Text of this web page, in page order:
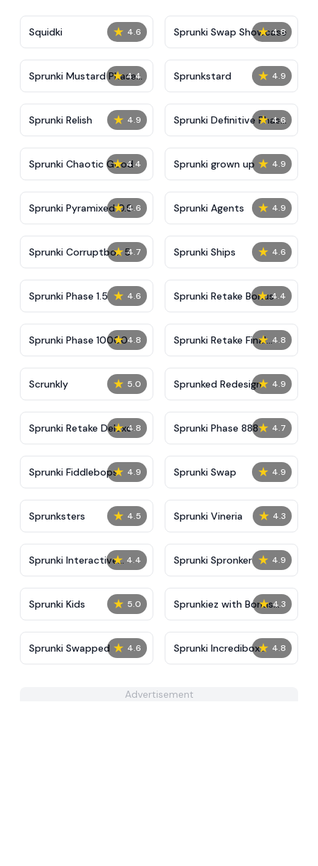
★ 4.6
Squidki ★ 4.8
Sprunki Swap Showcase
★ 4.4
Sprunki Mustard Phase
2
★ 4.9
Sprunkstard
★ 4.9
Sprunki Relish ★ 4.6
Sprunki Definitive Phase
7
★ 4.4
Sprunki Chaotic Good ★ 4.9
Sprunki grown up
★ 4.6
Sprunki Pyramixed 0.9 ★ 4.9
Sprunki Agents
★ 4.7
Sprunki Corruptbox 5 ★ 4.6
Sprunki Ships
★ 4.6
Sprunki Phase 1.5 ★ 4.4
Sprunki Retake Bonus
★ 4.8
Sprunki Phase 10000 ★ 4.8
Sprunki Retake Final
Update
★ 5.0
Scrunkly ★ 4.9
Sprunked Redesign
★ 4.8
Sprunki Retake Deluxe ★ 4.7
Sprunki Phase 888
★ 4.9
Sprunki Fiddlebops ★ 4.9
Sprunki Swap
★ 4.5
Sprunksters ★ 4.3
Sprunki Vineria
★ 4.4
Sprunki Interactive
Tunner
★ 4.9
Sprunki Spronker
★ 5.0
Sprunki Kids ★ 4.3
Sprunkiez with Bonus
Characters
★ 4.6
Sprunki Swapped ★ 4.8
Sprunki Incredibox
Horror
Advertisement